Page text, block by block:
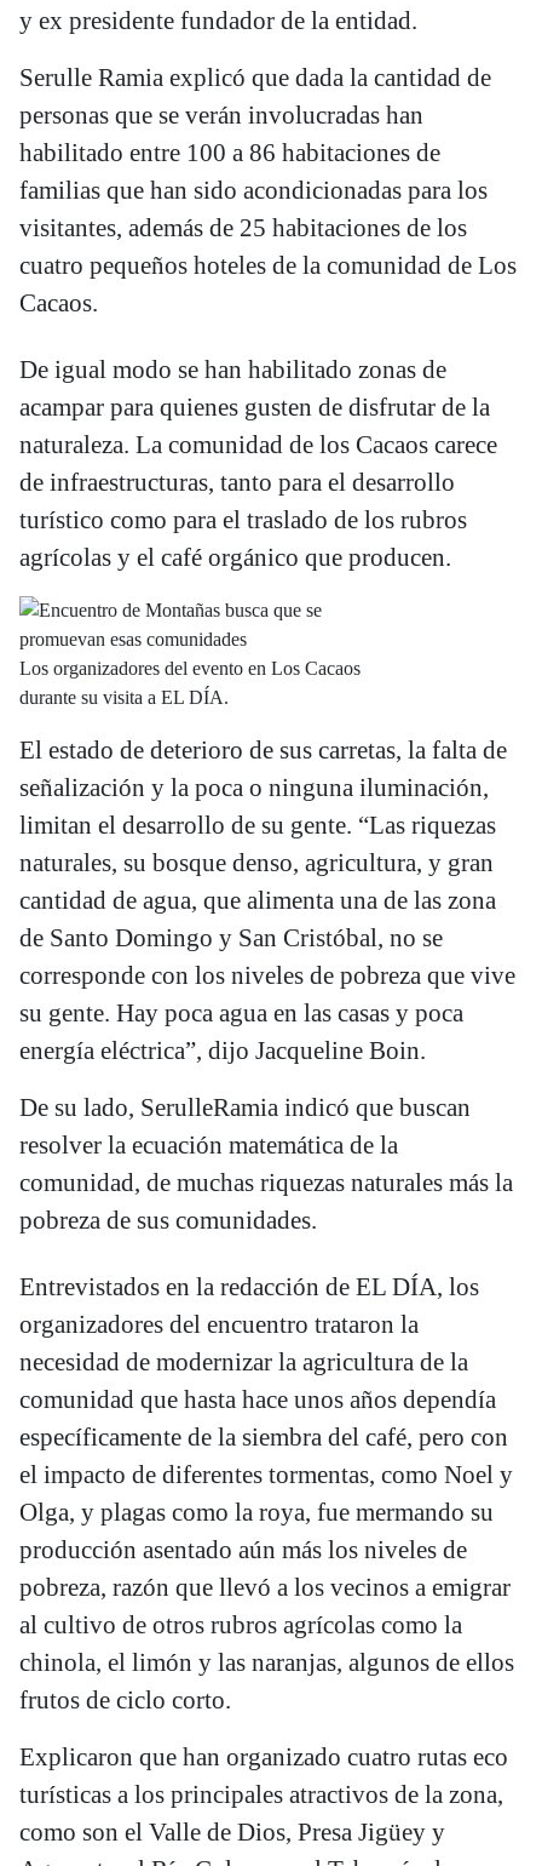
y ex presidente fundador de la entidad.
Serulle Ramia explicó que dada la cantidad de
personas que se verán involucradas han
habilitado entre 100 a 86 habitaciones de
familias que han sido acondicionadas para los
visitantes, además de 25 habitaciones de los
cuatro pequeños hoteles de la comunidad de Los
Cacaos.
De igual modo se han habilitado zonas de
acampar para quienes gusten de disfrutar de la
naturaleza. La comunidad de los Cacaos carece
de infraestructuras, tanto para el desarrollo
turístico como para el traslado de los rubros
agrícolas y el café orgánico que producen.
Los organizadores del evento en Los Cacaos
durante su visita a EL DÍA.
El estado de deterioro de sus carretas, la falta de
señalización y la poca o ninguna iluminación,
limitan el desarrollo de su gente. “Las riquezas
naturales, su bosque denso, agricultura, y gran
cantidad de agua, que alimenta una de las zona
de Santo Domingo y San Cristóbal, no se
corresponde con los niveles de pobreza que vive
su gente. Hay poca agua en las casas y poca
energía eléctrica”, dijo Jacqueline Boin.
De su lado, SerulleRamia indicó que buscan
resolver la ecuación matemática de la
comunidad, de muchas riquezas naturales más la
pobreza de sus comunidades.
Entrevistados en la redacción de EL DÍA, los
organizadores del encuentro trataron la
necesidad de modernizar la agricultura de la
comunidad que hasta hace unos años dependía
específicamente de la siembra del café, pero con
el impacto de diferentes tormentas, como Noel y
Olga, y plagas como la roya, fue mermando su
producción asentado aún más los niveles de
pobreza, razón que llevó a los vecinos a emigrar
al cultivo de otros rubros agrícolas como la
chinola, el limón y las naranjas, algunos de ellos
frutos de ciclo corto.
Explicaron que han organizado cuatro rutas eco
turísticas a los principales atractivos de la zona,
como son el Valle de Dios, Presa Jigüey y